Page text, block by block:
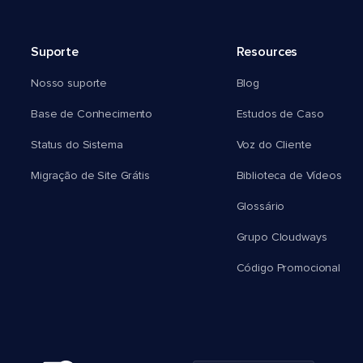
Suporte
Nosso suporte
Base de Conhecimento
Status do Sistema
Migração de Site Grátis
Resources
Blog
Estudos de Caso
Voz do Cliente
Biblioteca de Vídeos
Glossário
Grupo Cloudways
Código Promocional